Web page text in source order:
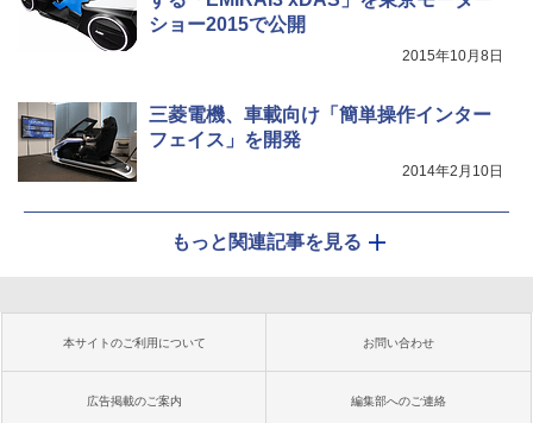
ショー2015で公開
2015年10月8日
三菱電機、車載向け「簡単操作インター
フェイス」を開発
2014年2月10日
もっと関連記事を見る
本サイトのご利用について お問い合わせ
広告掲載のご案内 編集部へのご連絡